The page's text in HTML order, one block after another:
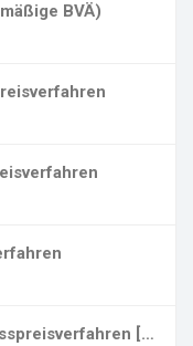
BVÄ)
Das gewogene Durchschnitsspreisverfahren [Bei...